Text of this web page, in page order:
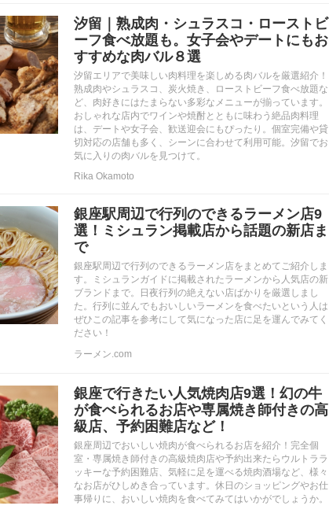
汐留｜熟成肉・シュラスコ・ローストビ
ーフ食べ放題も。女子会やデートにもお
すすめな肉バル８選
汐留エリアで美味しい肉料理を楽しめる肉バルを厳選紹介！
熟成肉やシュラスコ、炭火焼き、ローストビーフ食べ放題な
ど、肉好きにはたまらない多彩なメニューが揃っています。
おしゃれな店内でワインや焼酎とともに味わう絶品肉料理
は、デートや女子会、歓送迎会にもぴったり。個室完備や貸
切対応の店舗も多く、シーンに合わせて利用可能。汐留でお
気に入りの肉バルを見つけて。
Rika Okamoto
銀座駅周辺で行列のできるラーメン店9
選！ミシュラン掲載店から話題の新店ま
で
銀座駅周辺で行列のできるラーメン店をまとめてご紹介しま
す。ミシュランガイドに掲載されたラーメンから人気店の新
ブランドまで。日夜行列の絶えない店ばかりを厳選しまし
た。行列に並んでもおいしいラーメンを食べたいという人は
ぜひこの記事を参考にして気になった店に足を運んでみてく
ださい！
ラーメン.com
銀座で行きたい人気焼肉店9選！幻の牛
が食べられるお店や専属焼き師付きの高
級店、予約困難店など！
銀座周辺でおいしい焼肉が食べられるお店を紹介！完全個
室・専属焼き師付きの高級焼肉店や予約出来たらウルトララ
ッキーな予約困難店、気軽に足を運べる焼肉酒場など、様々
なお店がひしめき合っています。休日のショッピングやお仕
事帰りに、おいしい焼肉を食べてみてはいかがでしょうか。